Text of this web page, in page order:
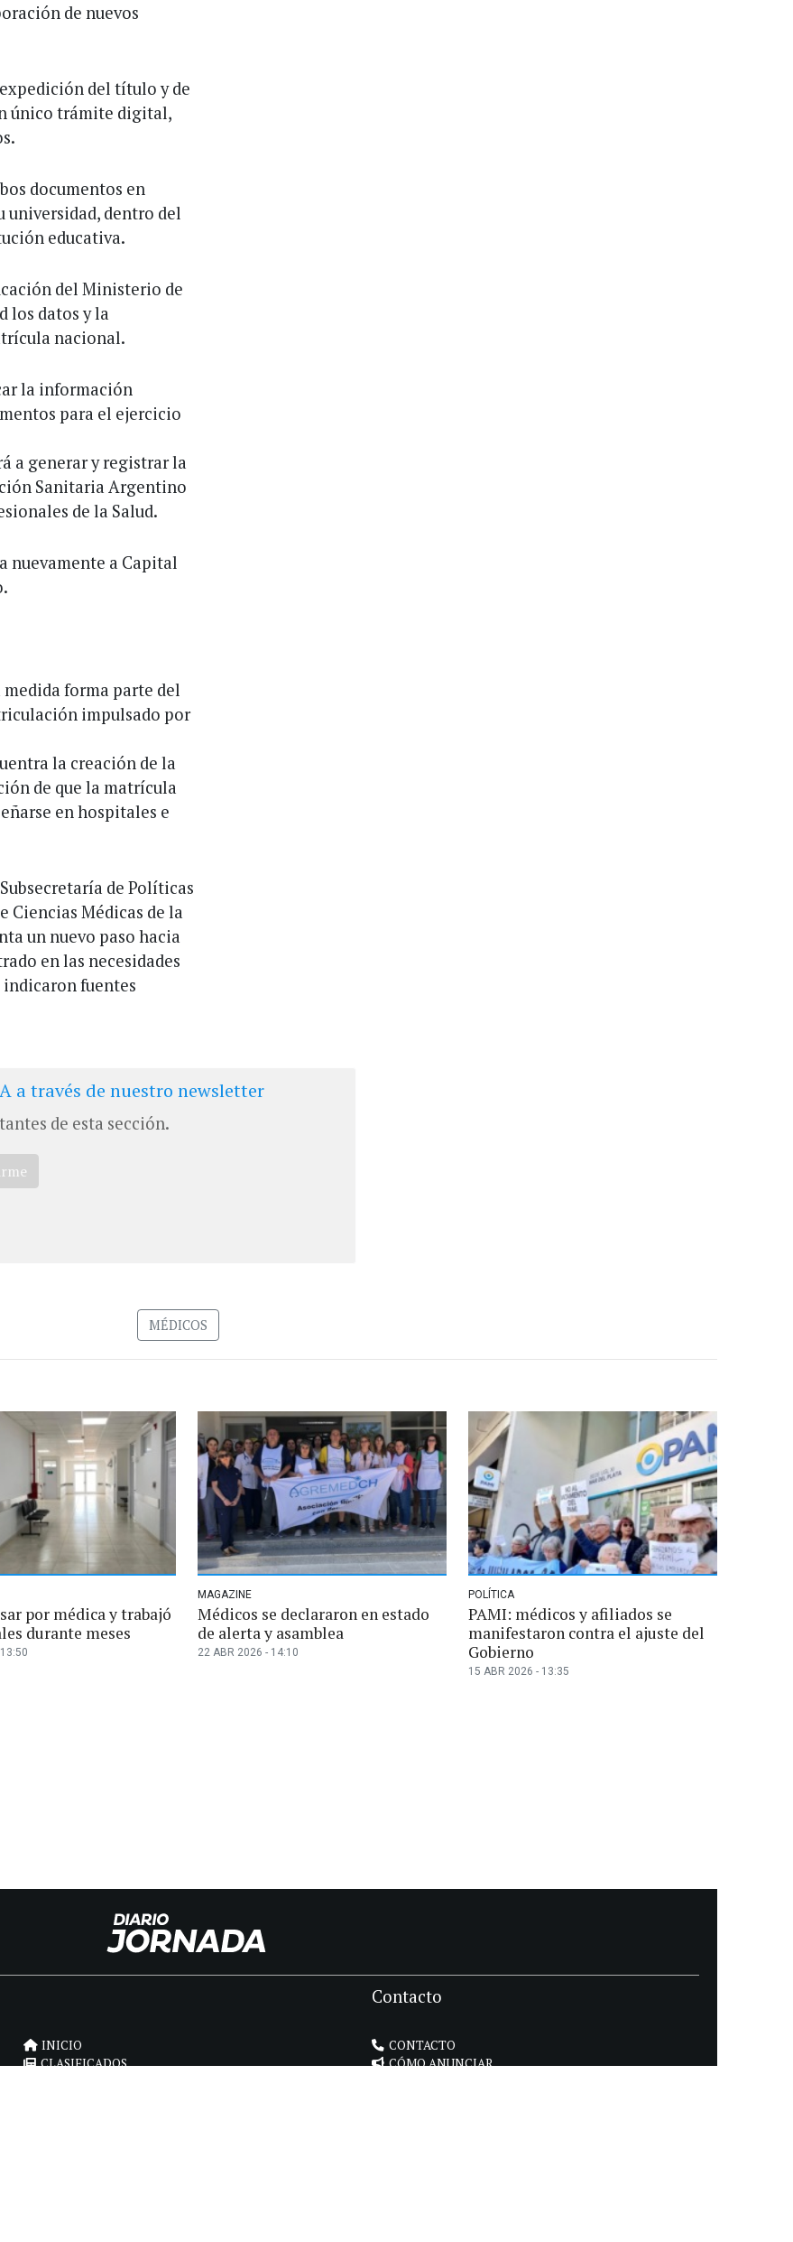
de nuevos
del título y de
único trámite digital,
documentos en
dentro del
educativa.
del Ministerio de
los datos y la
nacional.
la información
para el ejercicio
a generar y registrar la
Sanitaria Argentino
de la Salud.
nuevamente a Capital
forma parte del
impulsado por
la creación de la
de que la matrícula
en hospitales e
de Políticas
Ciencias Médicas de la
un nuevo paso hacia
en las necesidades
indicaron fuentes
a través de nuestro newsletter
de esta sección.
MÉDICOS
por médica y trabajó
durante meses
MAGAZINE
Médicos se declararon en estado
de alerta y asamblea
22 ABR 2026 - 14:10
POLÍTICA
PAMI: médicos y afiliados se
manifestaron contra el ajuste del
Gobierno
15 ABR 2026 - 13:35
INICIO
CLASIFICADOS
Contacto
CONTACTO
CÓMO ANUNCIAR